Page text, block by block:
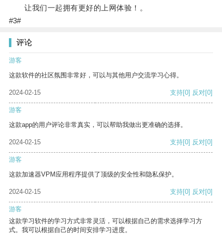
让我们一起拥有更好的上网体验！。
#3#
评论
游客
这款软件的社区氛围非常好，可以与其他用户交流学习心得。
2024-02-15 支持[0] 反对[0]
游客
这款app的用户评论非常真实，可以帮助我做出更准确的选择。
2024-02-15 支持[0] 反对[0]
游客
这款加速器VPM应用程序提供了顶级的安全性和隐私保护。
2024-02-15 支持[0] 反对[0]
游客
这款学习软件的学习方式非常灵活，可以根据自己的需求选择学习方
式。我可以根据自己的时间安排学习进度。